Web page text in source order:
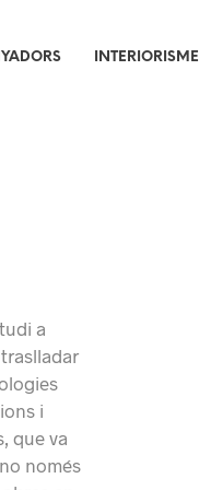
INTERIORISME
a
i
que va
només